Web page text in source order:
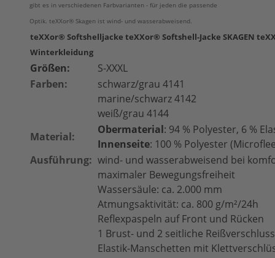
gibt es in verschiedenen Farbvarianten - für jeden die passende
Optik. teXXor® Skagen ist wind- und wasserabweisend.
teXXor® Softshelljacke teXXor® Softshell-Jacke SKAGEN
Winterkleidung
Größen:
S-XXXL
Farben:
schwarz/grau 4141
marine/schwarz 4142
weiß/grau 4144
Material:
Obermaterial: 94 % Polyester, 6 %
Innenseite: 100 % Polyester
Ausführung: wind- und wasserabweisend bei
maximaler Bewegungsfreiheit
Wassersäule: ca. 2.000 mm
Atmungsaktivität: ca. 800 g/m²/24h
Reflexpaspeln auf Front und Rücken
1 Brust- und 2 seitliche
Elastik-Manschetten mit